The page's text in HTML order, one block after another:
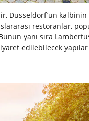
Düsseldorf’un kalbinin
restoranlar,
yanı sıra
edilebilecek yapılar